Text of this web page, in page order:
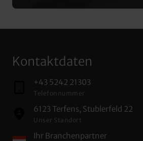
Kontaktdaten
+43 5242 21303
Telefonnummer
6123 Terfens, Stublerfeld 22
Unser Standort
Ihr Branchenpartner